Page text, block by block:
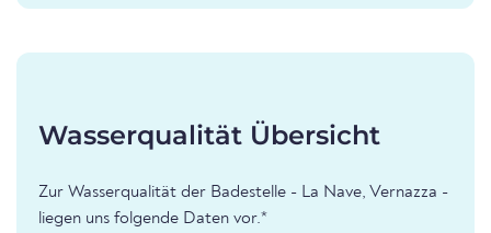
Wasserqualität Übersicht
Zur Wasserqualität der Badestelle - La Nave, Vernazza -
liegen uns folgende Daten vor.*